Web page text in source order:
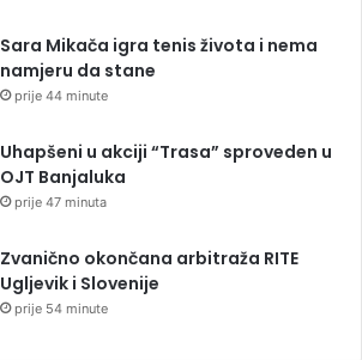
Sara Mikača igra tenis života i nema
namjeru da stane
prije 44 minute
Uhapšeni u akciji “Trasa” sproveden u
OJT Banjaluka
prije 47 minuta
Zvanično okončana arbitraža RITE
Ugljevik i Slovenije
prije 54 minute